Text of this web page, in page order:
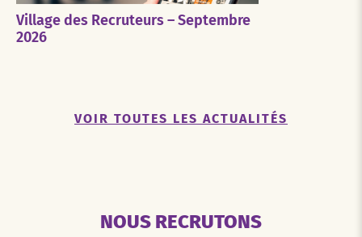
Village des Recruteurs – Septembre
2026
VOIR TOUTES LES ACTUALITÉS
NOUS RECRUTONS